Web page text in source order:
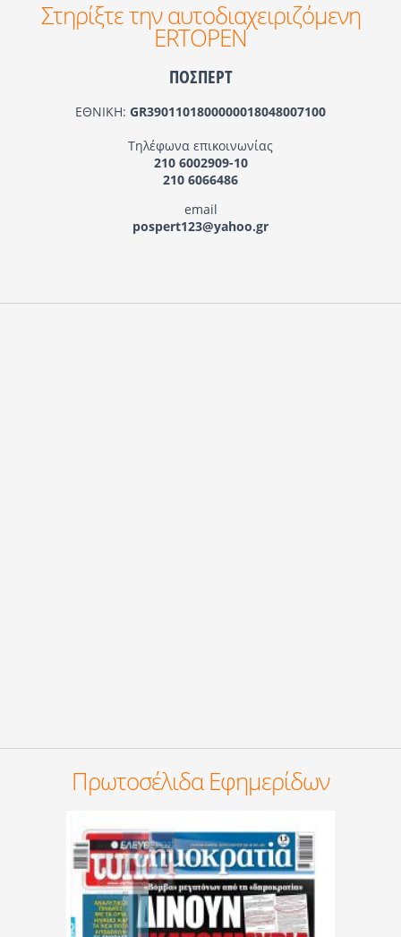
Στηρίξτε την αυτοδιαχειριζόμενη
ERTOPEN
ΠΟΣΠΕΡΤ
ΕΘΝΙΚΗ: GR3901101800000018048007100
Τηλέφωνα επικοινωνίας
210 6002909-10
210 6066486
email
pospert123@yahoo.gr
Πρωτοσέλιδα Εφημερίδων